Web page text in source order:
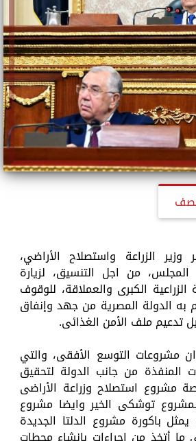
الزراعة واستصلاح الأراضي،
من اجل التنسيق، لزيارة
الزراعية الكبرى والعملاقة، للوقوف
الدولة المصرية من جهد وإنفاق
تدعيم ملف الأمن الغذائى.
مشروعات التوسع الأفقى، والتي
المنفذة من جانب الدولة لتحقيق
مشروع استصلاح وزراعة الأراضى
توشكى الخير وايضا مشروع
باكورة مشروع الدلتا الجديدة